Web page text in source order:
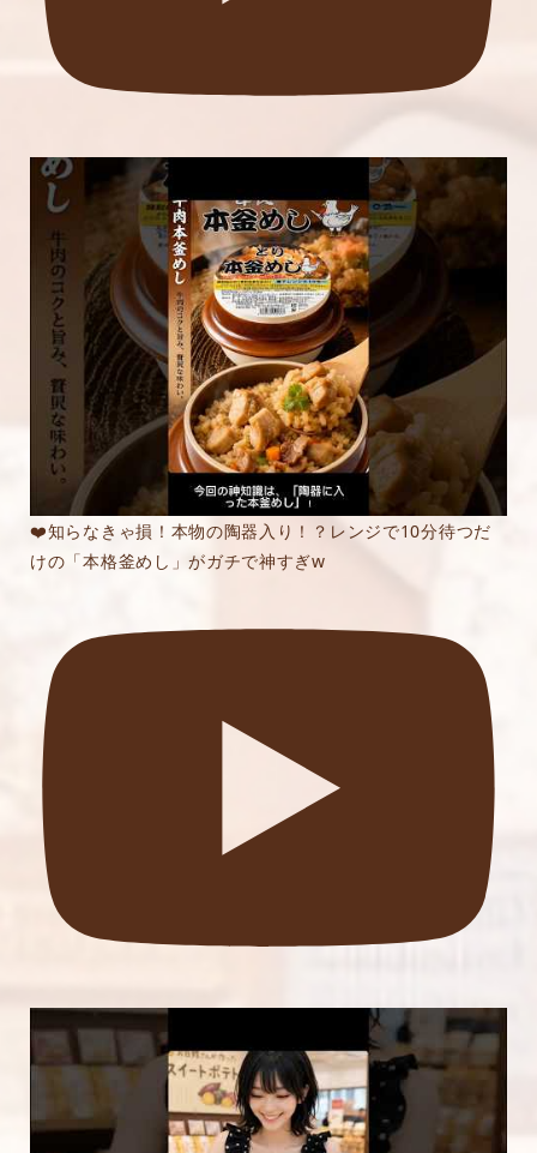
❤️知らなきゃ損！本物の陶器入り！？レンジで10分待つだ
けの「本格釜めし」がガチで神すぎw